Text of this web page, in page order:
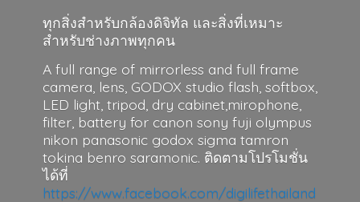
ทุกสิ่งสำหรับกล้องดิจิทัล และสิ่งที่เหมาะ
สำหรับช่างภาพทุกคน
A full range of mirrorless and full frame
camera, lens, GODOX studio flash, softbox,
LED light, tripod, dry cabinet,mirophone,
filter, battery for canon sony fuji olympus
nikon panasonic godox sigma tamron
tokina benro saramonic. ติดตามโปรโมชั่น
ได้ที่
https://www.facebook.com/digilifethailand